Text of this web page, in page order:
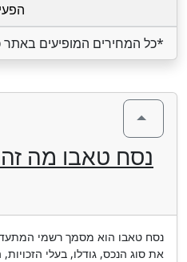
*כל המחירים המופיעים באתר
נסח טאבו מה זה
נסח טאבו הוא מסמך רשמי המתעד
את סוג הנכס, גודלו, בעלי